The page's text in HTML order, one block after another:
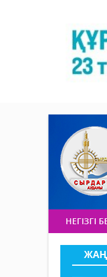
НЕГІЗГІ